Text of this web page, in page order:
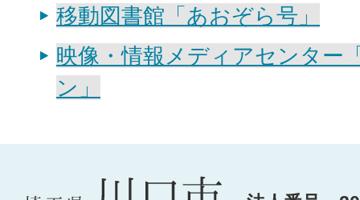
移動図書館「あおぞら号」
映像・情報メディアセンター
ン」